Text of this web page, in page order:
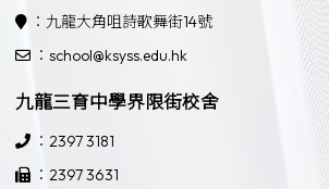
：九龍大角咀詩歌舞街14號
：school@ksyss.edu.hk
九龍三育中學界限街校舍
：2397 3181
：2397 3631